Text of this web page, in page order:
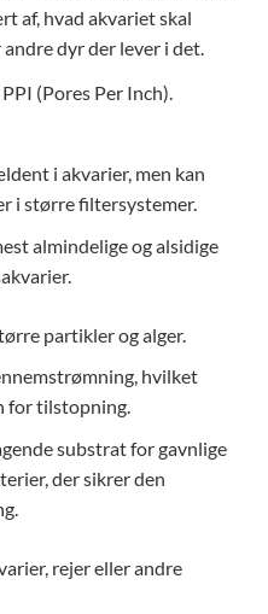
af, hvad akvariet skal
dyr der lever i det.
(Pores Per Inch).
i akvarier, men kan
i større filtersystemer.
almindelige og alsidige
partikler og alger.
hvilket
for tilstopning.
substrat for gavnlige
der sikrer den
rejer eller andre